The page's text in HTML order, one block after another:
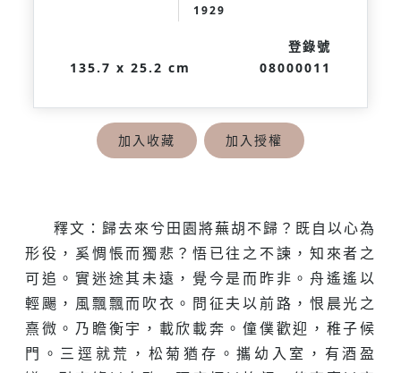
1929
135.7 x 25.2 cm
登錄號
08000011
加入收藏 加入授權
釋文：歸去來兮田園將蕪胡不歸？既自以心為
形役，奚惆悵而獨悲？悟已往之不諫，知來者之
可追。實迷途其未遠，覺今是而昨非。舟遙遙以
輕颺，風飄飄而吹衣。問征夫以前路，恨晨光之
熹微。乃瞻衡宇，載欣載奔。僮僕歡迎，稚子候
門。三逕就荒，松菊猶存。攜幼入室，有酒盈